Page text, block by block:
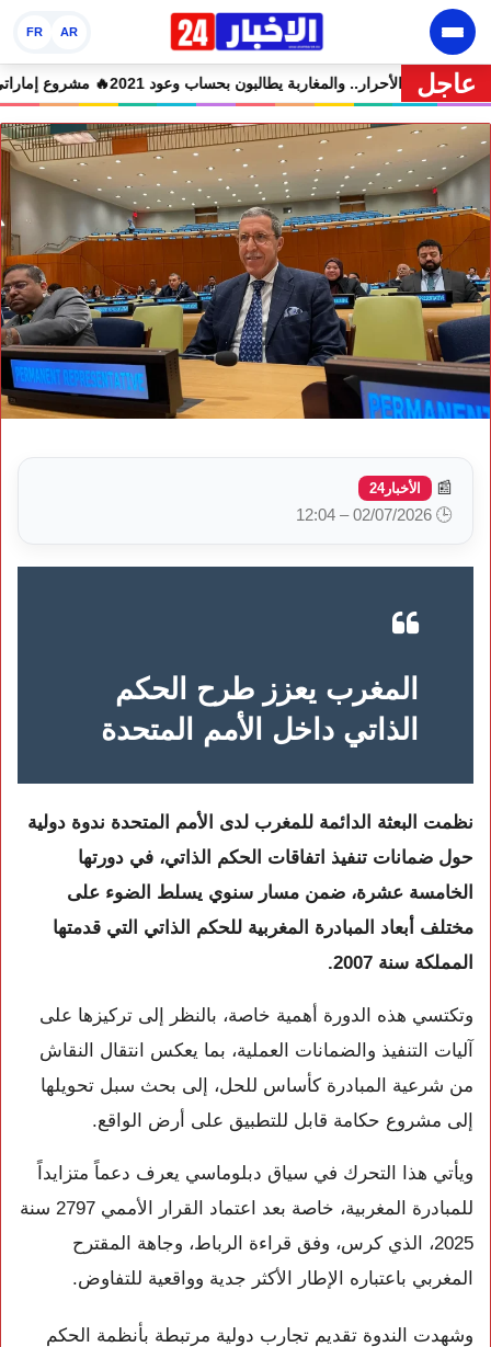
AR
FR
عاجل
في حالة سراح🔥 شوكي يعيد وعود الأحرار.. والمغاربة يطالبون بحساب وعود
📰 الأخبار24
🕒 02/07/2026 – 12:04
المغرب يعزز طرح الحكم
الذاتي داخل الأمم المتحدة
نظمت البعثة الدائمة للمغرب لدى الأمم المتحدة ندوة دولية
حول ضمانات تنفيذ اتفاقات الحكم الذاتي، في دورتها
الخامسة عشرة، ضمن مسار سنوي يسلط الضوء على
مختلف أبعاد المبادرة المغربية للحكم الذاتي التي قدمتها
المملكة سنة 2007.
وتكتسي هذه الدورة أهمية خاصة، بالنظر إلى تركيزها على
آليات التنفيذ والضمانات العملية، بما يعكس انتقال النقاش
من شرعية المبادرة كأساس للحل، إلى بحث سبل تحويلها
إلى مشروع حكامة قابل للتطبيق على أرض الواقع.
ويأتي هذا التحرك في سياق دبلوماسي يعرف دعماً متزايداً
للمبادرة المغربية، خاصة بعد اعتماد القرار الأممي 2797 سنة
2025، الذي كرس، وفق قراءة الرباط، وجاهة المقترح
المغربي باعتباره الإطار الأكثر جدية وواقعية للتفاوض.
وشهدت الندوة تقديم تجارب دولية مرتبطة بأنظمة الحكم